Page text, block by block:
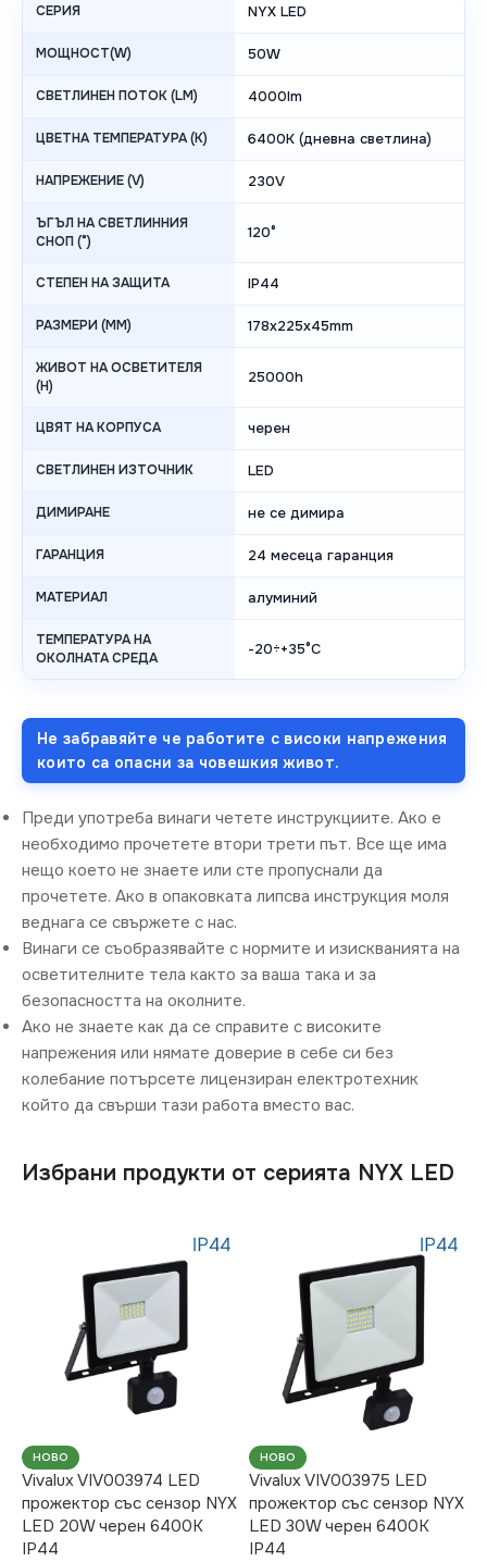
СЕРИЯ NYX LED
МОЩНОСТ(W) 50W
СВЕТЛИНЕН ПОТОК (LM) 4000lm
ЦВЕТНА ТЕМПЕРАТУРА (K) 6400K (дневна светлина)
НАПРЕЖЕНИЕ (V) 230V
ЪГЪЛ НА СВЕТЛИННИЯ
СНОП (°)
120°
СТЕПЕН НА ЗАЩИТА IP44
РАЗМЕРИ (MM) 178х225х45mm
ЖИВОТ НА ОСВЕТИТЕЛЯ
(H)
25000h
ЦВЯТ НА КОРПУСА черен
СВЕТЛИНЕН ИЗТОЧНИК LED
ДИМИРАНЕ не се димира
ГАРАНЦИЯ 24 месеца гаранция
МАТЕРИАЛ алуминий
ТЕМПЕРАТУРА НА
ОКОЛНАТА СРЕДА
-20÷+35°C
Не забравяйте че работите с високи напрежения
които са опасни за човешкия живот.
Преди употреба винаги четете инструкциите. Ако е
необходимо прочетете втори трети път. Все ще има
нещо което не знаете или сте пропуснали да
прочетете. Ако в опаковката липсва инструкция моля
веднага се свържете с нас.
Винаги се съобразявайте с нормите и изискванията на
осветителните тела както за ваша така и за
безопасността на околните.
Ако не знаете как да се справите с високите
напрежения или нямате доверие в себе си без
колебание потърсете лицензиран електротехник
който да свърши тази работа вместо вас.
Избрани продукти от серията NYX LED
НОВО
Vivalux VIV003974 LED
прожектор със сензор NYX
LED 20W черен 6400K
IP44
НОВО
Vivalux VIV003975 LED
прожектор със сензор NYX
LED 30W черен 6400K
IP44